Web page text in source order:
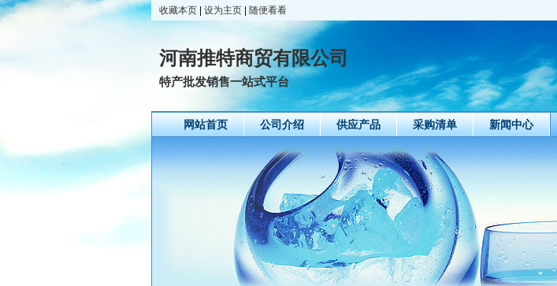
收藏本页 设为主页 随便看看
河南推特商贸有限公司
特产批发销售一站式平台
网站首页 公司介绍 供应产品 采购清单 新闻中心